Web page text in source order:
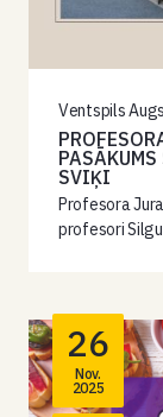
Ventspils
SVIĶI
Profesora
profesori Silgu
26
Nov.
2025